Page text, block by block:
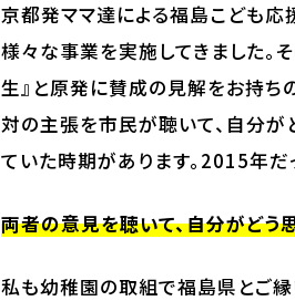
京都発ママ達による福島こども応
様々な事業を実施してきました。
生』と原発に賛成の見解をお持
対の主張を市民が聴いて、自分
ていた時期があります。2015年だ
両者の意見を聴いて、自分がどう
私も幼稚園の取組で福島県とご縁